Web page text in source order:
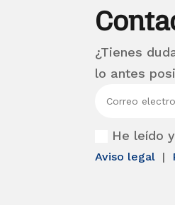
¿Tienes
lo antes
He leído
Aviso legal |